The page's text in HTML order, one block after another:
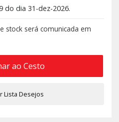
do dia 31-dez-2026.
stock será comunicada em
ao Cesto
Lista Desejos